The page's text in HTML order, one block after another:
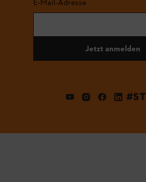
E-Mail-Adresse
Jetzt anmelden